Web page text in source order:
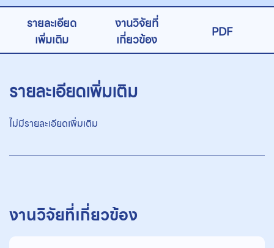
รายละเอียด
เพิ่มเติม
งานวิจัยที่
เกี่ยวข้อง
PDF
รายละเอียดเพิ่มเติม
ไม่มีรายละเอียดเพิ่มเติม
งานวิจัยที่เกี่ยวข้อง